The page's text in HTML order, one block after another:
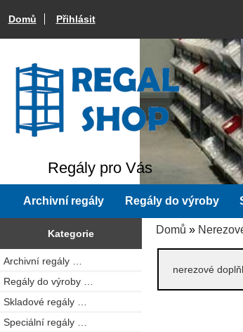
Domů Přihlásit
Regály pro Vás
Archivní regály Regály do výroby
Kategorie
Archivní regály …
Regály do výroby …
Skladové regály …
Speciální regály …
Domů »
nerezové